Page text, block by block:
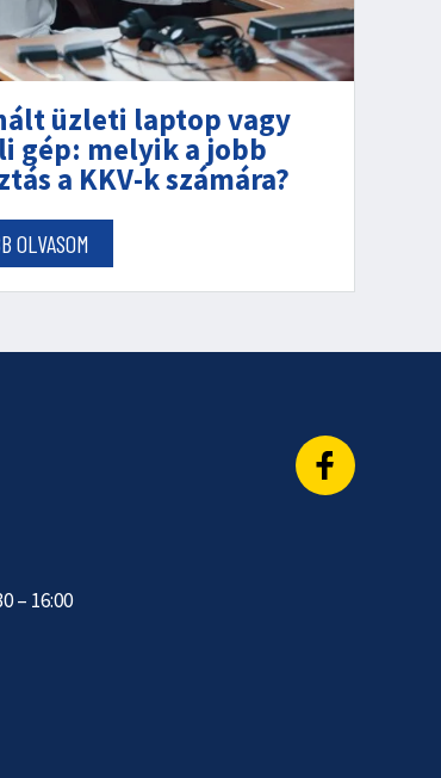
üzleti laptop vagy
gép: melyik a jobb
a KKV-k számára?
OLVASOM
– 16:00